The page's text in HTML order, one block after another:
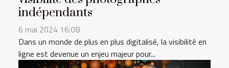
indépendants
6 mai 2024 16:08
Dans un monde de plus en plus digitalisé, la visibilité en
ligne est devenue un enjeu majeur pour...